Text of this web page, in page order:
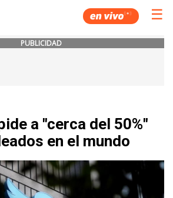
☰
PUBLICIDAD
a "cerca del 50%"
en el mundo